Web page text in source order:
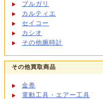
ブルガリ
カルティエ
セイコー
カシオ
その他腕時計
その他買取商品
金券
電動工具・エアー工具